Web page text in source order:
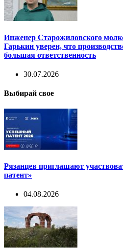
Инженер Старожиловского
Гарькин уверен, что
большая ответственность
30.07.2026
Выбирай свое
Рязанцев приглашают
патент»
04.08.2026